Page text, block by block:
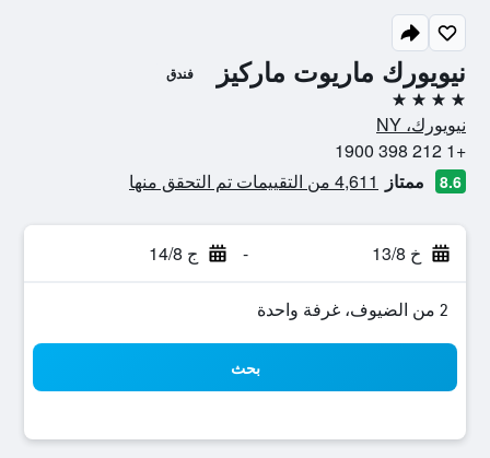
نيويورك ماريوت ماركيز فندق
4 نجوم
نيويورك، NY
+1 212 398 1900
8.6 ممتاز 4,611 من التقييمات تم التحقق منها
خ 13/8 - ج 14/8
2 من الضيوف، غرفة واحدة
بحث